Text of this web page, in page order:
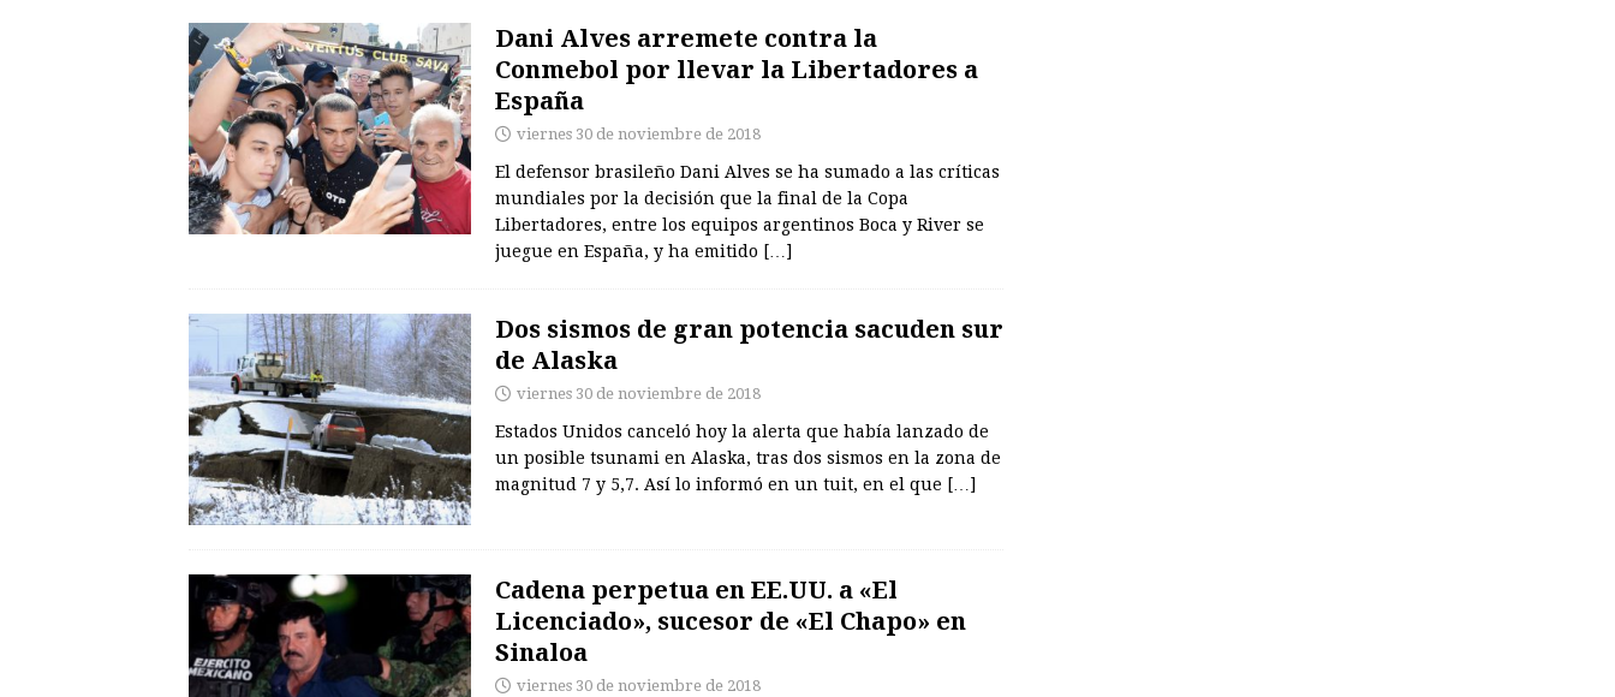
Dani Alves arremete contra la
Conmebol por llevar la Libertadores a
España
viernes 30 de noviembre de 2018
El defensor brasileño Dani Alves se ha sumado a las críticas
mundiales por la decisión que la final de la Copa
Libertadores, entre los equipos argentinos Boca y River se
juegue en España, y ha emitido […]
Dos sismos de gran potencia sacuden sur
de Alaska
viernes 30 de noviembre de 2018
Estados Unidos canceló hoy la alerta que había lanzado de
un posible tsunami en Alaska, tras dos sismos en la zona de
magnitud 7 y 5,7. Así lo informó en un tuit, en el que […]
Cadena perpetua en EE.UU. a «El
Licenciado», sucesor de «El Chapo» en
Sinaloa
viernes 30 de noviembre de 2018